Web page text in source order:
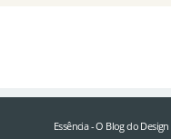
Essência - O Blog do Design